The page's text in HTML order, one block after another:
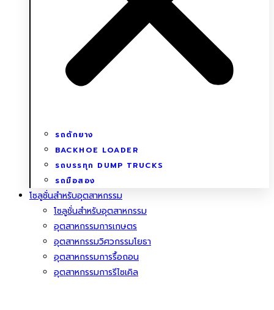
รถตักยาง
BACKHOE LOADER
รถบรรทุก DUMP TRUCKS
รถมือสอง
โซลูชั่นสําหรับอุตสาหกรรม
โซลูชั่นสําหรับอุตสาหกรรม
อุตสาหกรรมการเกษตร
อุตสาหกรรมวิศวกรรมโยธา
อุตสาหกรรมการรื้อถอน
อุตสาหกรรมการรีไซเคิล